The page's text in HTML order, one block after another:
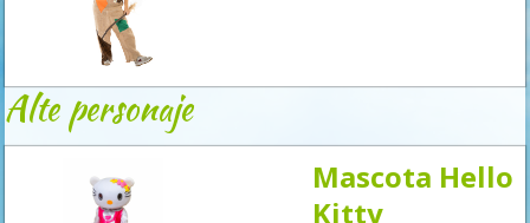
Alte personaje
Mascota Hello
Kitty